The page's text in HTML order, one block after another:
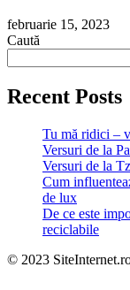
februarie 15, 2023
Caută
Recent Posts
Tu mă ridici –
Versuri de la
Versuri de la
Cum
de lux
De ce este
reciclabile
© 2023